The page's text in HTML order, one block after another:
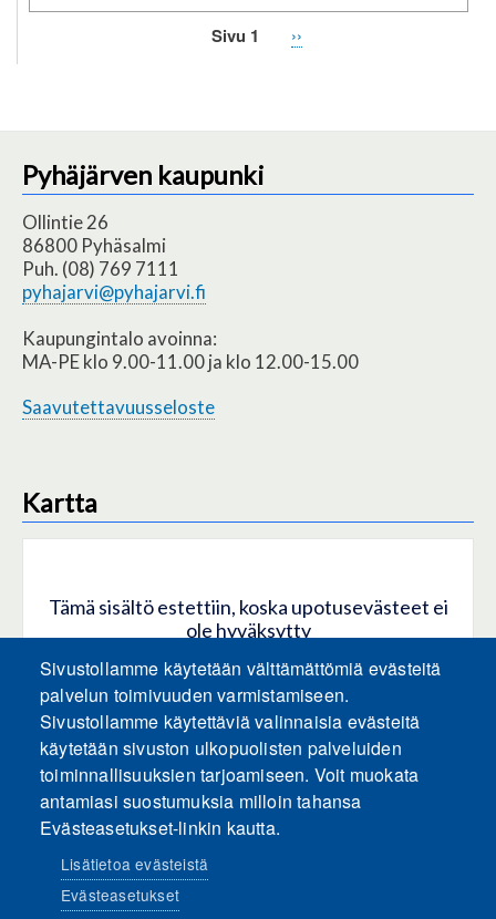
Sivu 1
Seuraava
››
Pyhäjärven kaupunki
Ollintie 26
86800 Pyhäsalmi
Puh. (08) 769 7111
pyhajarvi@pyhajarvi.fi
Kaupungintalo avoinna:
MA-PE klo 9.00-11.00 ja klo 12.00-15.00
Saavutettavuusseloste
Kartta
Tämä sisältö estettiin, koska upotusevästeet ei
ole hyväksytty
HYVÄKSY KAIKKI EVÄSTEET
Hyväksy vain upotusevästeet
Sosiaalinen media
Sivustollamme käytetään välttämättömiä evästeitä
palvelun toimivuuden varmistamiseen.
Sivustollamme käytettäviä valinnaisia evästeitä
käytetään sivuston ulkopuolisten palveluiden
toiminnallisuuksien tarjoamiseen. Voit muokata
antamiasi suostumuksia milloin tahansa
Evästeasetukset-linkin kautta.
Lisätietoa evästeistä
Evästeasetukset